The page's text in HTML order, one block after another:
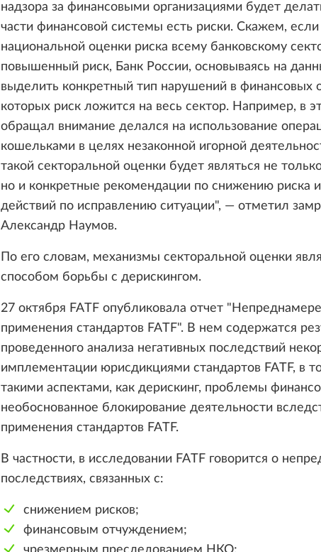
надзора за финансовыми организациями будет
части финансовой системы есть риски. Скажем, если
национальной оценки риска всему банковскому
повышенный риск, Банк России, основываясь на
выделить конкретный тип нарушений в финансовых
которых риск ложится на весь сектор. Например, в
обращал внимание делался на использование
кошельками в целях незаконной игорной
такой секторальной оценки будет являться не
но и конкретные рекомендации по снижению риска
действий по исправлению ситуации", — отметил
Александр Наумов.
По его словам, механизмы секторальной оценки
способом борьбы с дерискингом.
27 октября FATF опубликовала отчет
применения стандартов FATF". В нем содержатся
проведенного анализа негативных последствий
имплементации юрисдикциями стандартов FATF, в
такими аспектами, как дерискинг, проблемы
необоснованное блокирование деятельности
применения стандартов FATF.
В частности, в исследовании FATF говорится о
последствиях, связанных с:
снижением рисков;
финансовым отчуждением;